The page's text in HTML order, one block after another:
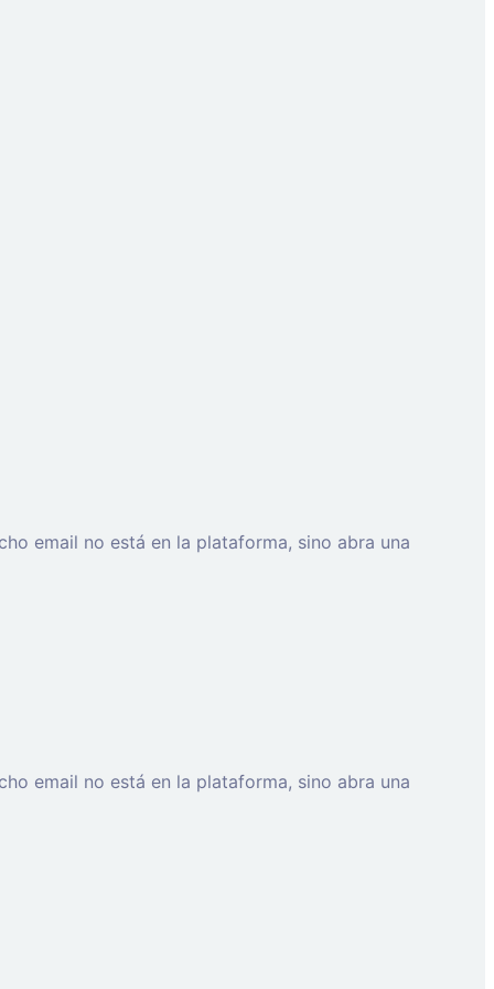
email no está en la plataforma, sino abra una
email no está en la plataforma, sino abra una